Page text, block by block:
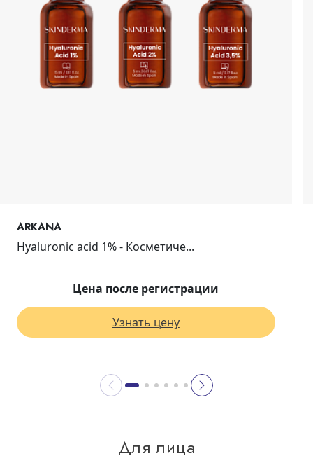
ARKANA
Hyaluronic acid 1% - Косметиче...
Цена после регистрации
Узнать цену
Для лица